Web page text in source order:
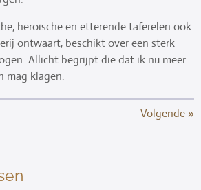
heroïsche en etterende taferelen ook
ontwaart, beschikt over een sterk
Allicht begrijpt die dat ik nu meer
mag klagen.
Volgende »